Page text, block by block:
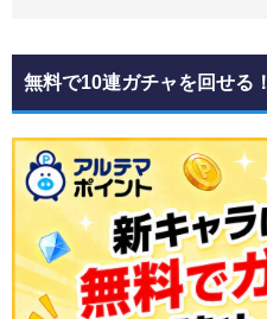
無料で10連ガチャを回せる！